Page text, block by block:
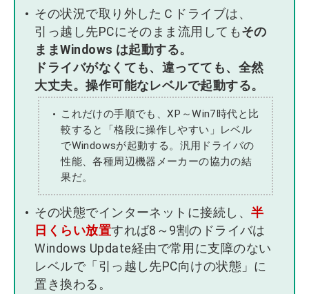
その状況で取り外したＣドライブは、
引っ越し先PCにそのまま流用しても その
ままWindows は起動する。
ドライバがなくても、違ってても、全然
大丈夫。操作可能なレベルで起動する。
これだけの手順でも、XP～Win7時代と比
較すると「格段に操作しやすい」レベル
でWindowsが起動する。汎用ドライバの
性能、各種周辺機器メーカーの協力の結
果だ。
その状態でインターネットに接続し、 半
日くらい放置すれば8～9割のドライバは
Windows Update経由で常用に支障のない
レベルで「引っ越し先PC向けの状態」に
置き換わる。